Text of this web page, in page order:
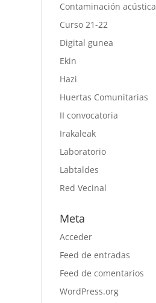
Contaminación acústica
Curso 21-22
Digital gunea
Ekin
Hazi
Huertas Comunitarias
II convocatoria
Irakaleak
Laboratorio
Labtaldes
Red Vecinal
Meta
Acceder
Feed de entradas
Feed de comentarios
WordPress.org